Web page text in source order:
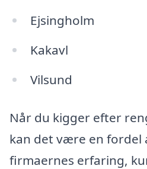
Ejsingholm
Kakavl
Vilsund
Når du kigger efter
kan det være en fordel
firmaernes erfaring,